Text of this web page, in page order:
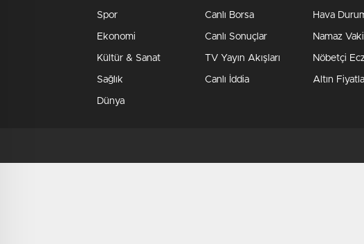
Spor
Ekonomi
Kültür & Sanat
Sağlık
Dünya
Canlı Borsa
Canlı Sonuçlar
TV Yayın Akışları
Canlı İddia
Hava
Namaz
Nöbetçi
Altın